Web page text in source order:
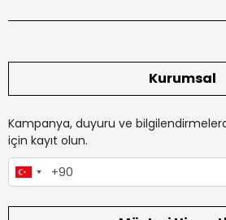
Kurumsal
Kampanya, duyuru ve
için kayıt olun.